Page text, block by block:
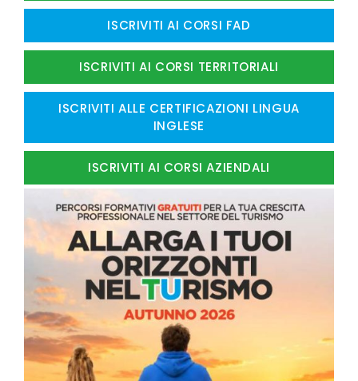
ISCRIVITI AI CORSI FAD
ISCRIVITI AI CORSI TERRITORIALI
ISCRIVITI ALLE CERTIFICAZIONI LINGUA
INGLESE
ISCRIVITI AI CORSI AZIENDALI